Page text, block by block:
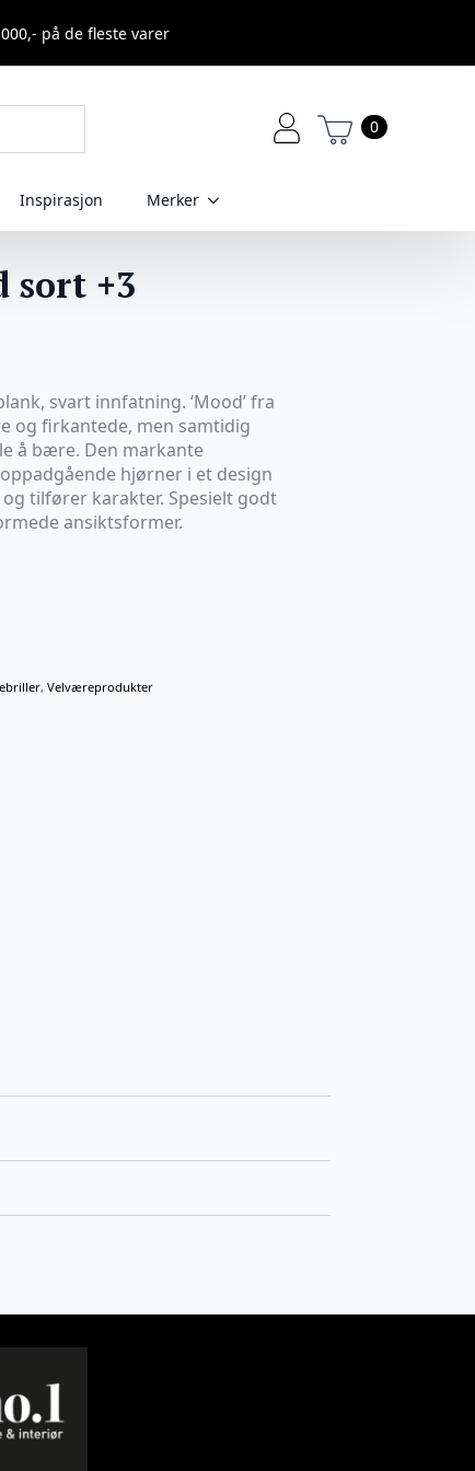
på de fleste varer
0
Inspirasjon Merker
sort +3
svart innfatning. ‘Mood’ fra
og firkantede, men samtidig
å bære. Den markante
hjørner i et design
tilfører karakter. Spesielt godt
ansiktsformer.
, Velværeprodukter